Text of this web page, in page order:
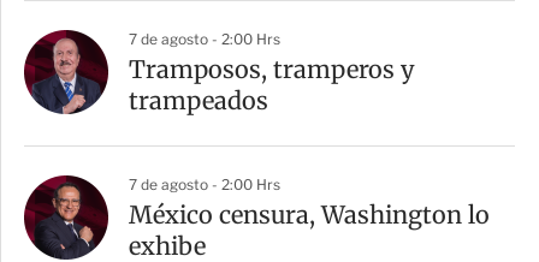
7 de agosto - 2:00 Hrs
Tramposos, tramperos y
trampeados
7 de agosto - 2:00 Hrs
México censura, Washington lo
exhibe